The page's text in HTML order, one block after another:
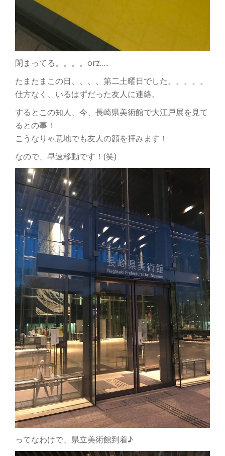
閉まってる。。。。orz…..
たまたまこの日、、、、第二土曜日でした。。。。。
仕方なく、いるはずだった友人に連絡。
するとこの知人、今、長崎県美術館で大江戸展を見て
るとの事！
こうなりゃ意地でも友人の顔を拝みます！
なので、早速移動です！(笑)
ってなわけで、県立美術館到着♪